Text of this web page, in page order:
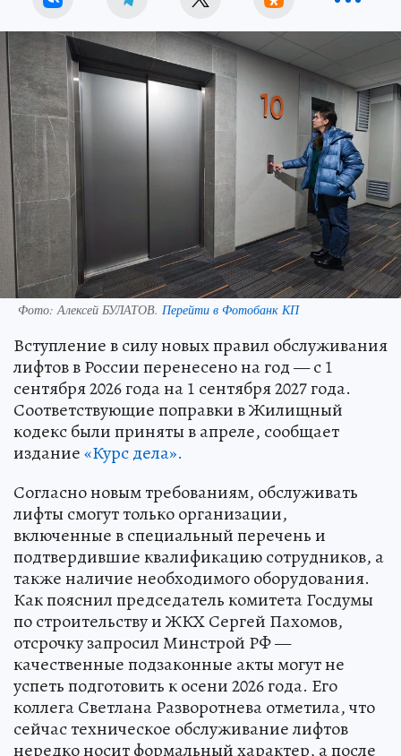
Фото:Алексей БУЛАТОВ. Перейти в Фотобанк КП
Вступление в силу новых правил обслуживания
лифтов в России перенесено на год — с 1
сентября 2026 года на 1 сентября 2027 года.
Соответствующие поправки в Жилищный
кодекс были приняты в апреле, сообщает
издание«Курс дела».
Согласно новым требованиям, обслуживать
лифты смогут только организации,
включенные в специальный перечень и
подтвердившие квалификацию сотрудников, а
также наличие необходимого оборудования.
Как пояснил председатель комитета Госдумы
по строительству и ЖКХ Сергей Пахомов,
отсрочку запросил Минстрой РФ —
качественные подзаконные акты могут не
успеть подготовить к осени 2026 года. Его
коллега Светлана Разворотнева отметила, что
сейчас техническое обслуживание лифтов
нередко носит формальный характер, а после